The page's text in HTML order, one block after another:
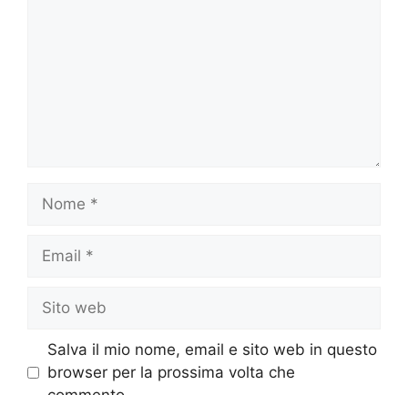
Nome
Email
Sito
web
Salva il mio nome, email e sito web in questo
browser per la prossima volta che